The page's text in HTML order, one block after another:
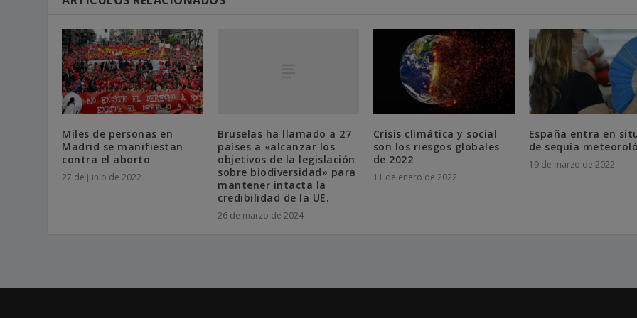
Miles de personas en
Madrid se manifiestan
contra el aborto
27 de junio de 2022
Bruselas ha llamado a 27
países a «alcanzar los
objetivos de la legislación
sobre biodiversidad» para
mantener intacta la
credibilidad de la UE.
26 de marzo de 2024
Crisis climática y social
son los riesgos globales
de 2022
11 de enero de 2022
España entra en
de sequía
19 de marzo de 2022